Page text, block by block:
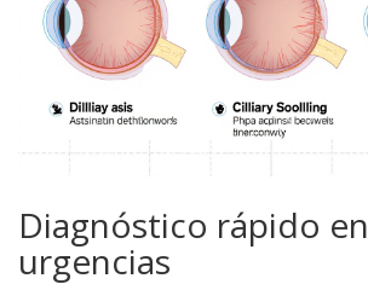
Diagnóstico rápido en
urgencias